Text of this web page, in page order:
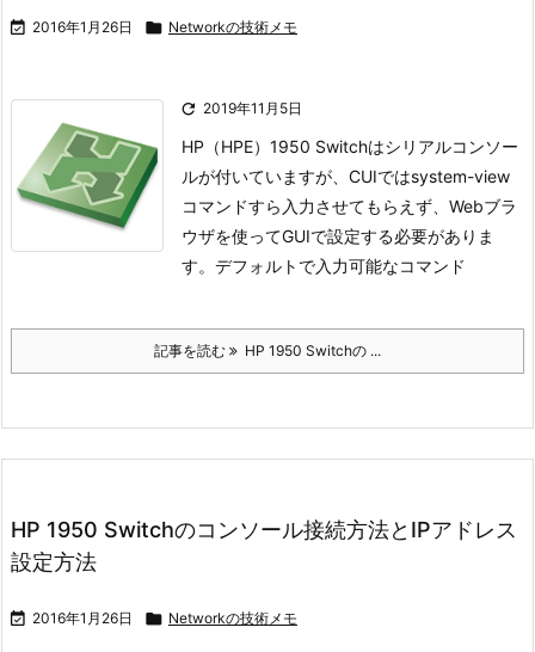
 2016年1月26日  Networkの技術メモ
 2019年11月5日
HP（HPE）1950 Switchはシリアルコンソー
ルが付いていますが、CUIではsystem-view
コマンドすら入力させてもらえず、Webブラ
ウザを使ってGUIで設定する必要がありま
す。 デフォルトで入力可能なコマンド
記事を読む HP 1950 Switchの ...
HP 1950 Switchのコンソール接続方法とIPアドレス
設定方法
 2016年1月26日  Networkの技術メモ